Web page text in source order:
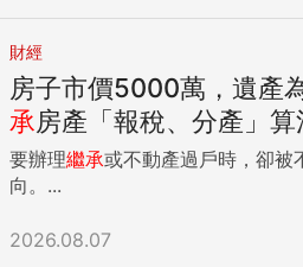
財經
房子市價5000萬，遺產
承房產「報稅、分產」算
要辦理繼承或不動產過戶時，卻被
向。...
2026.08.07